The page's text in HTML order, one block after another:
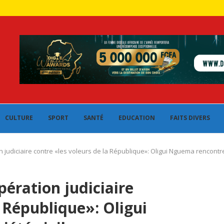
CULTURE SPORT SANTÉ EDUCATION FAITS DIVERS
contre «les voleurs de la République»: Oligui Nguema
judiciaire
Oligui